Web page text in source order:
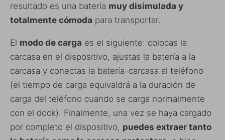
resultado es una batería muy disimulada y
totalmente cómoda para transportar.
El modo de carga es el siguiente: colocas la
carcasa en el dispositivo, ajustas la batería a la
carcasa y conectas la batería-carcasa al teléfono
(el tiempo de carga equivaldrá a la duración de
carga del teléfono cuando se carga normalmente
con el dock). Finalmente, una vez se haya cargado
por completo el dispositivo, puedes extraer tanto